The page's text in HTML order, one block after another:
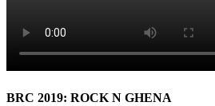
BRC 2019: ROCK N GHENA